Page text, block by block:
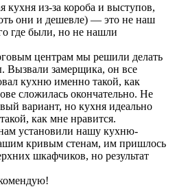
кухня из-за короба и выступов,
они и дешевле) — это не наш
где были, но не нашли
центрам мы решили делать
Вызвали замерщика, он все
кухню именно такой, как
сложилась окончательно. Не
вариант, но кухня идеально
как мне нравится.
установили нашу кухню-
кривым стенам, им пришлось
шкафчиков, но результат